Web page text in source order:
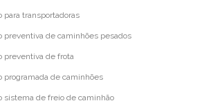
para transportadoras
preventiva de caminhões pesados
preventiva de frota
programada de caminhões
sistema de freio de caminhão